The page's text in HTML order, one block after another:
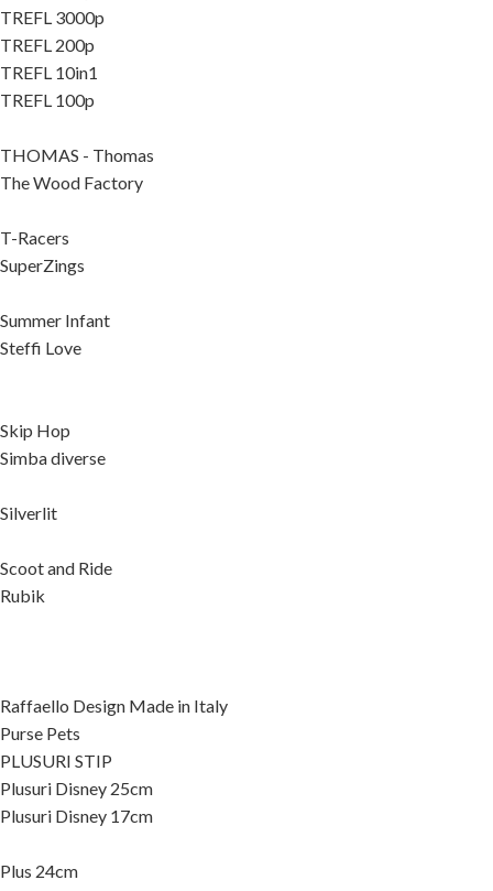
TREFL 3000p
TREFL 200p
TREFL 10in1
TREFL 100p
THOMAS - Thomas
The Wood Factory
T-Racers
SuperZings
Summer Infant
Steffi Love
Skip Hop
Simba diverse
Silverlit
Scoot and Ride
Rubik
Raffaello Design Made in Italy
Purse Pets
PLUSURI STIP
Plusuri Disney 25cm
Plusuri Disney 17cm
Plus 24cm